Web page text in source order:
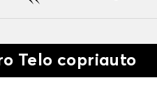
Telo copriauto